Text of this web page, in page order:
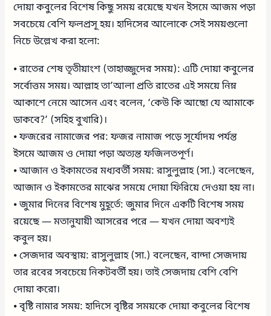
দোয়া কবুলের বিশেষ কিছু সময় রয়েছে যখন ইসমে আজম পড়া
সবচেয়ে বেশি ফলপ্রসূ হয়। হাদিসের আলোকে সেই সময়গুলো
নিচে উল্লেখ করা হলো:
⦁ রাতের শেষ তৃতীয়াংশ (তাহাজ্জুদের সময়): এটি দোয়া কবুলের
সর্বোত্তম সময়। আল্লাহ তা’আলা প্রতি রাতের এই সময়ে নিম্ন
আকাশে নেমে আসেন এবং বলেন, ‘কেউ কি আছো যে আমাকে
ডাকবে?’ (সহিহ বুখারি)।
⦁ ফজরের নামাজের পর: ফজর নামাজ পড়ে সূর্যোদয় পর্যন্ত
ইসমে আজম ও দোয়া পড়া অত্যন্ত ফজিলতপূর্ণ।
⦁ আজান ও ইকামতের মধ্যবর্তী সময়: রাসুলুল্লাহ (সা.) বলেছেন,
আজান ও ইকামতের মাঝের সময়ে দোয়া ফিরিয়ে দেওয়া হয় না।
⦁ জুমার দিনের বিশেষ মুহূর্তে: জুমার দিনে একটি বিশেষ সময়
রয়েছে — মতানুযায়ী আসরের পরে — যখন দোয়া অবশ্যই
কবুল হয়।
⦁ সেজদার অবস্থায়: রাসুলুল্লাহ (সা.) বলেছেন, বান্দা সেজদায়
তার রবের সবচেয়ে নিকটবর্তী হয়। তাই সেজদায় বেশি বেশি
দোয়া করো।
⦁ বৃষ্টি নামার সময়: হাদিসে বৃষ্টির সময়কে দোয়া কবুলের বিশেষ